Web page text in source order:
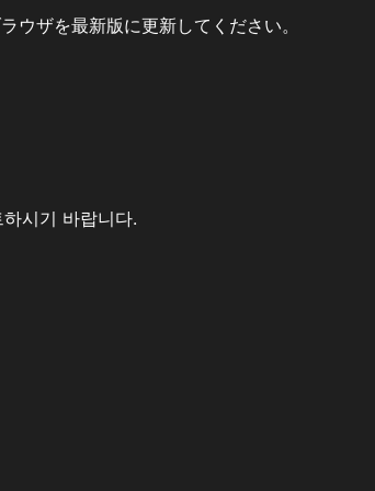
ウザを最新版に更新してください。
시기 바랍니다.